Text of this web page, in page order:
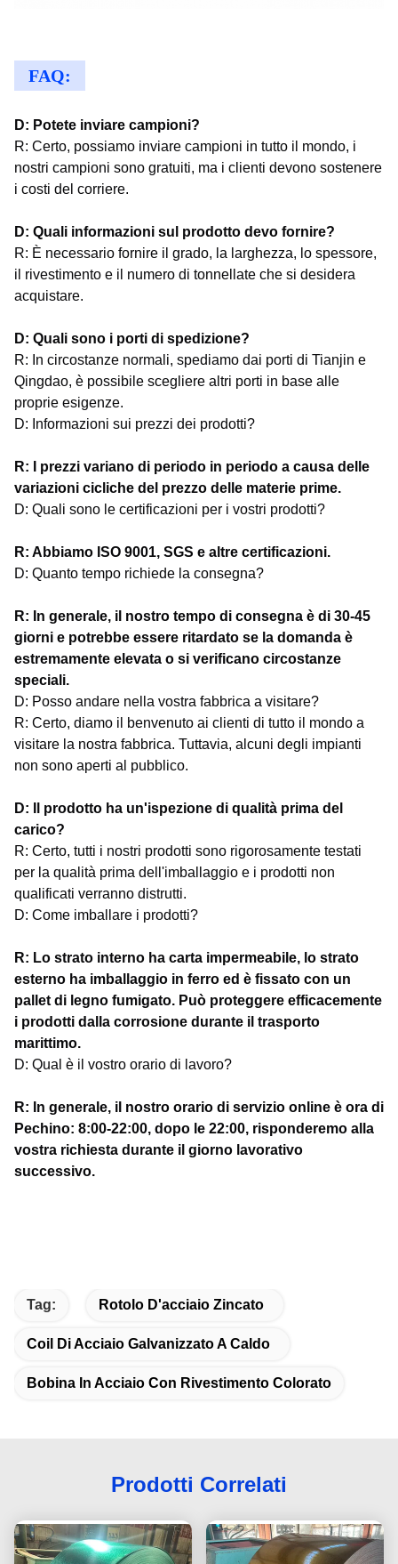
FAQ:
D: Potete inviare campioni?
R: Certo, possiamo inviare campioni in tutto il mondo, i
nostri campioni sono gratuiti, ma i clienti devono sostenere
i costi del corriere.
D: Quali informazioni sul prodotto devo fornire?
R: È necessario fornire il grado, la larghezza, lo spessore,
il rivestimento e il numero di tonnellate che si desidera
acquistare.
D: Quali sono i porti di spedizione?
R: In circostanze normali, spediamo dai porti di Tianjin e
Qingdao, è possibile scegliere altri porti in base alle
proprie esigenze.
D: Informazioni sui prezzi dei prodotti?
R: I prezzi variano di periodo in periodo a causa delle
variazioni cicliche del prezzo delle materie prime.
D: Quali sono le certificazioni per i vostri prodotti?
R: Abbiamo ISO 9001, SGS e altre certificazioni.
D: Quanto tempo richiede la consegna?
R: In generale, il nostro tempo di consegna è di 30-45
giorni e potrebbe essere ritardato se la domanda è
estremamente elevata o si verificano circostanze
speciali.
D: Posso andare nella vostra fabbrica a visitare?
R: Certo, diamo il benvenuto ai clienti di tutto il mondo a
visitare la nostra fabbrica. Tuttavia, alcuni degli impianti
non sono aperti al pubblico.
D: Il prodotto ha un'ispezione di qualità prima del
carico?
R: Certo, tutti i nostri prodotti sono rigorosamente testati
per la qualità prima dell'imballaggio e i prodotti non
qualificati verranno distrutti.
D: Come imballare i prodotti?
R: Lo strato interno ha carta impermeabile, lo strato
esterno ha imballaggio in ferro ed è fissato con un
pallet di legno fumigato. Può proteggere efficacemente
i prodotti dalla corrosione durante il trasporto
marittimo.
D: Qual è il vostro orario di lavoro?
R: In generale, il nostro orario di servizio online è ora di
Pechino: 8:00-22:00, dopo le 22:00, risponderemo alla
vostra richiesta durante il giorno lavorativo
successivo.
Tag: Rotolo D'acciaio Zincato
Coil Di Acciaio Galvanizzato A Caldo
Bobina In Acciaio Con Rivestimento Colorato
Prodotti Correlati